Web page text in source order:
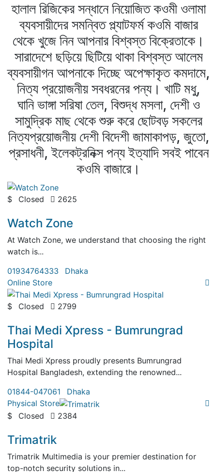
হালাল রিজিকের সন্ধানে নিয়োজিত কওমী ওলামা
ব্যবসায়ীদের সমন্বিত প্ল্যাটফর্ম কওমি বাজার
থেকে খুজে নিন আপনার বিশ্বস্ত বিক্রেতাকে।
সারাদেশে ছড়িয়ে ছিটিয়ে থাকা বিশ্বস্ত আলেম
ব্যবসায়ীগন আপনাকে দিচ্ছে অপেক্ষাকৃত কমদামে,
নিত্য প্রয়োজনীয় সবধরনের পন্য। খাটি মধু,
ঘানি ভাঙ্গা সরিষা তেল, বিশুদ্ধ মসলা, দেশী ও
সামুদ্রিক মাছ থেকে শুরু করে ছোটবড় সকলের
নিত্যপ্রয়োজনীয় দেশী বিদেশী জামাকাপড়, জুতো,
প্রসাধনী, ইলেকট্রনিক্স পন্য ইত্যাদি সবই পাবেন
কওমি বাজারে।
$ Closed
2625
Watch Zone
At Watch Zone, we understand that choosing the right
watch is...
01934764333
Dhaka
Online Store
$ Closed
2799
Thai Medi Xpress - Bumrungrad
Hospital
Thai Medi Xpress proudly presents Bumrungrad
Hospital Bangladesh, extending the renowned...
01844-047061
Dhaka
Physical Store
$
Closed
2384
Trimatrik
Trimatrik Multimedia is your premier destination for
top-notch security solutions in...